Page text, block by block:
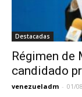
Destacadas
Régimen de
candidado
venezueladm - 01/